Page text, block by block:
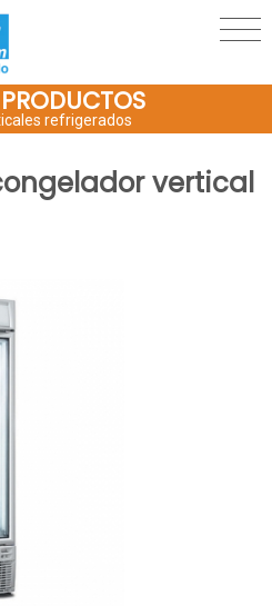
refrigerados
vertical